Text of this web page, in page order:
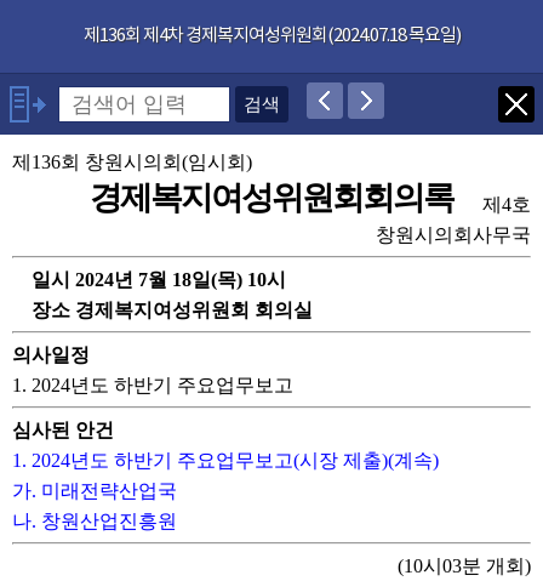
제136회 제4차 경제복지여성위원회(2024.07.18 목요일)
×
발언자
안건
제136회 창원시의회(임시회)
경제복지여성위원회회의록
제4호
창원시의회사무국
일시 2024년 7월 18일(목) 10시
장소 경제복지여성위원회 회의실
의사일정
1. 2024년도 하반기 주요업무보고
심사된 안건
1. 2024년도 하반기 주요업무보고(시장 제출)(계속)
가. 미래전략산업국
나. 창원산업진흥원
(10시03분 개회)